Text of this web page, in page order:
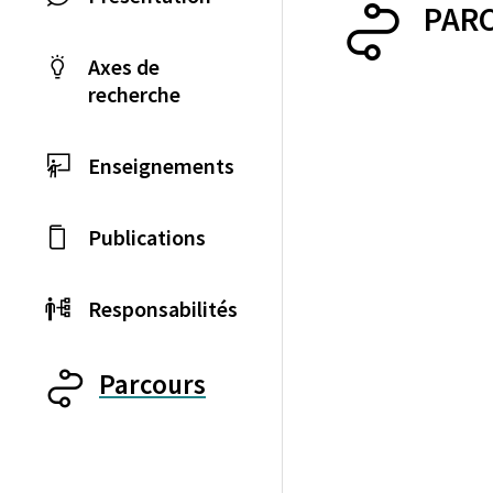
Axes de
recherche
Enseignements
Publications
Responsabilités
Parcours